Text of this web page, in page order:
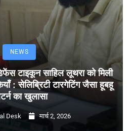
NEWS
टाइकून साहिल लूथरा को मिली
: सेलिब्रिटी टारगेटिंग जैसा हूबहू
का खुलासा
Desk मार्च 2, 2026